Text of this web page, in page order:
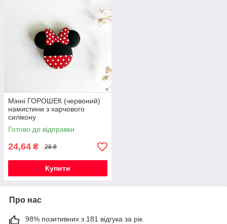
Мінні ГОРОШЕК (червоний)
намистини з харчового
силікону
Готово до відправки
24,64 ₴ 28 ₴
Купити
Про нас
98% позитивних з 181 відгука за рік